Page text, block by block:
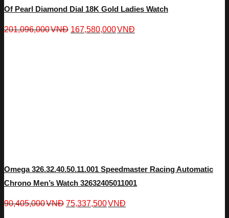
Of Pearl Diamond Dial 18K Gold Ladies Watch
201,096,000VNĐ 167,580,000VNĐ
Omega 326.32.40.50.11.001 Speedmaster Racing Automatic
Chrono Men’s Watch 32632405011001
90,405,000VNĐ 75,337,500VNĐ